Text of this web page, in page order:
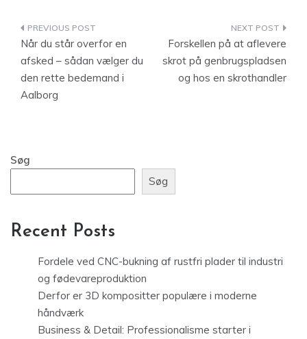
Indlægsnavigation
Når du står overfor en
afsked – sådan vælger du
den rette bedemand i
Aalborg
Forskellen på at aflevere
skrot på genbrugspladsen
og hos en skrothandler
Søg
Søg
Recent Posts
Fordele ved CNC-bukning af rustfri plader til industri
og fødevareproduktion
Derfor er 3D kompositter populære i moderne
håndværk
Business & Detail: Professionalisme starter i